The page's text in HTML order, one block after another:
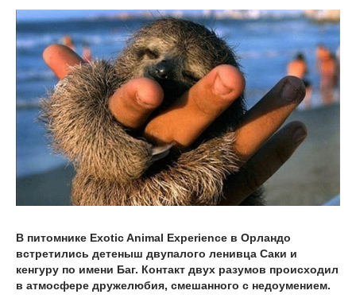
В питомнике Exotic Animal Experience в Орландо
встретились детеныш двупалого ленивца Саки и
кенгуру по имени Баг. Контакт двух разумов происходил
в атмосфере дружелюбия, смешанного с недоумением.